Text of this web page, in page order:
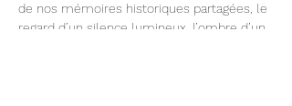
de nos mémoires historiques partagées, le
regard d’un silence lumineux, l’ombre d’un